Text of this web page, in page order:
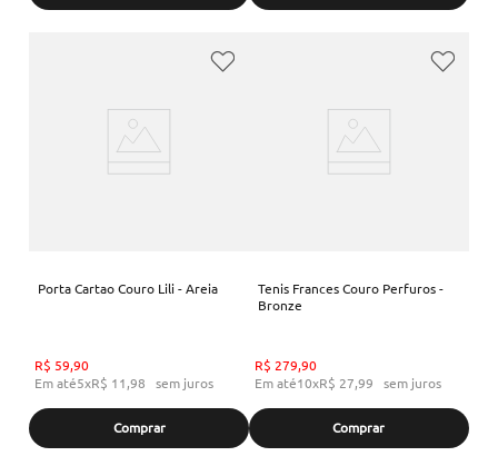
Porta Cartao Couro Lili - Areia
R$ 59,90
Em até5xR$ 11,98 sem juros
Comprar
Tenis Frances Couro Perfuros -
Bronze
R$ 279,90
Em até10xR$ 27,99 sem juros
Comprar